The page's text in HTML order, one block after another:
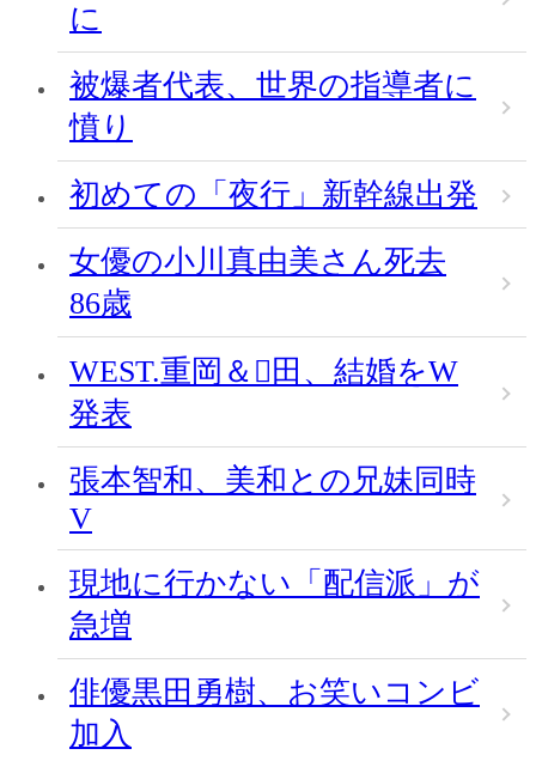
に
被爆者代表、世界の指導者に
憤り
初めての「夜行」新幹線出発
女優の小川真由美さん死去
86歳
WEST.重岡＆田、結婚をW
発表
張本智和、美和との兄妹同時
V
現地に行かない「配信派」が
急増
俳優黒田勇樹、お笑いコンビ
加入